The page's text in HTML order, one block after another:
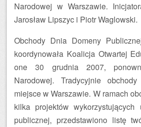
Narodowej w Warszawie.
Jarosław Lipszyc i Piotr Waglowski.
Obchody Dnia Domeny
koordynowała Koalicja Otwartej
one 30 grudnia 2007,
Narodowej. Tradycyjnie
miejsce w Warszawie. W ramach
kilka projektów
publicznej, przedstawiono listę